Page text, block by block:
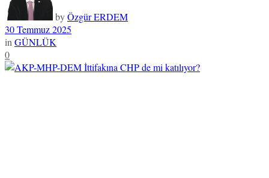
byÖzgür ERDEM
30 Temmuz 2025
in GÜNLÜK
0